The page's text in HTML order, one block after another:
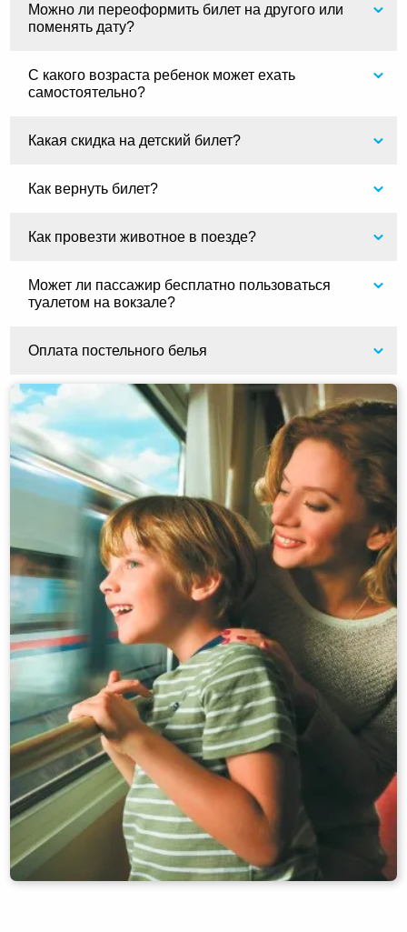
Можно ли переоформить билет на другого или
поменять дату?
С какого возраста ребенок может ехать
самостоятельно?
Какая скидка на детский билет?
Как вернуть билет?
Как провезти животное в поезде?
Может ли пассажир бесплатно пользоваться
туалетом на вокзале?
Оплата постельного белья